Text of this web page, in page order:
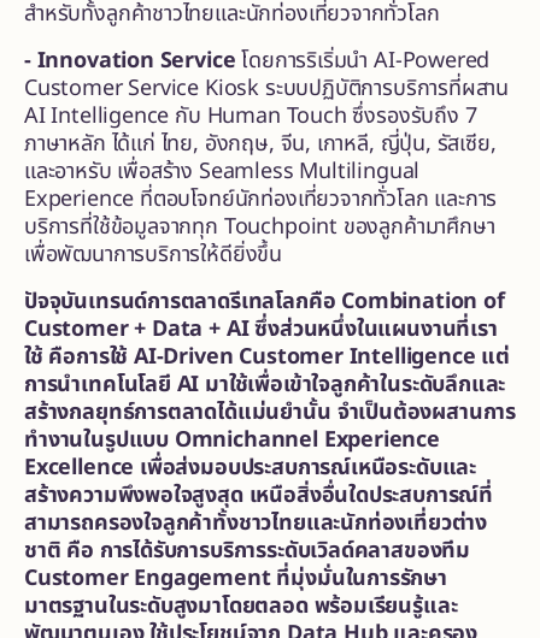
สำหรับทั้งลูกค้าชาวไทยและนักท่องเที่ยวจากทั่วโลก
- Innovation Serviceโดยการริเริ่มนำ AI-Powered
Customer Service Kiosk ระบบปฏิบัติการบริการที่ผสาน
AI Intelligence กับ Human Touch ซึ่งรองรับถึง 7
ภาษาหลัก ได้แก่ ไทย, อังกฤษ, จีน, เกาหลี, ญี่ปุ่น, รัสเซีย,
และอาหรับ เพื่อสร้าง Seamless Multilingual
Experience ที่ตอบโจทย์นักท่องเที่ยวจากทั่วโลก และการ
บริการที่ใช้ข้อมูลจากทุก Touchpoint ของลูกค้ามาศึกษา
เพื่อพัฒนาการบริการให้ดียิ่งขึ้น
ปัจจุบันเทรนด์การตลาดรีเทลโลกคือ Combination of
Customer + Data + AI ซึ่งส่วนหนึ่งในแผนงานที่เรา
ใช้ คือการใช้ AI-Driven Customer Intelligence แต่
การนำเทคโนโลยี AI มาใช้เพื่อเข้าใจลูกค้าในระดับลึกและ
สร้างกลยุทธ์การตลาดได้แม่นยำนั้น จำเป็นต้องผสานการ
ทำงานในรูปแบบ Omnichannel Experience
Excellence เพื่อส่งมอบประสบการณ์เหนือระดับและ
สร้างความพึงพอใจสูงสุด เหนือสิ่งอื่นใดประสบการณ์ที่
สามารถครองใจลูกค้าทั้งชาวไทยและนักท่องเที่ยวต่าง
ชาติ คือ การได้รับการบริการระดับเวิลด์คลาสของทีม
Customer Engagement ที่มุ่งมั่นในการรักษา
มาตรฐานในระดับสูงมาโดยตลอด พร้อมเรียนรู้และ